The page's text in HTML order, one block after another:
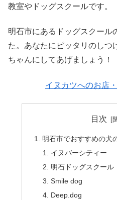
教室やドッグスクールです。
明石市にあるドッグスクール
た。あなたにピッタリのしつ
ちゃんにしてあげましょう！
イヌカツへのお店
目次
明石市でおすすめの犬
イヌバーシティー
明石ドッグスクール
Smile dog
Deep.dog